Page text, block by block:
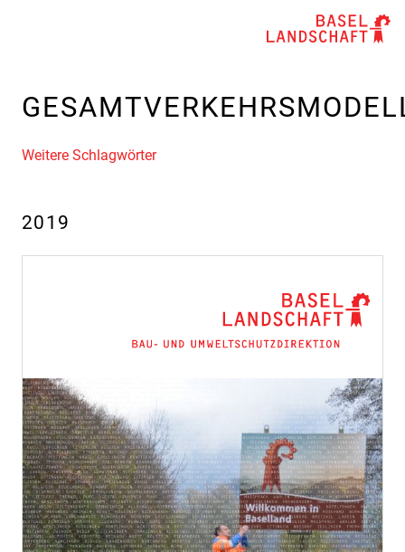
Weitere Schlagwörter
2019